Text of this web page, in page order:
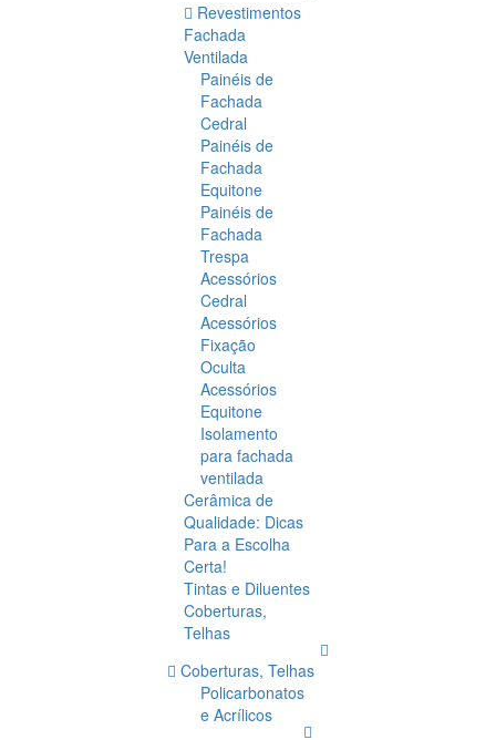
Revestimentos
Fachada
Ventilada
Painéis de
Fachada
Cedral
Painéis de
Fachada
Equitone
Painéis de
Fachada
Trespa
Acessórios
Cedral
Acessórios
Fixação
Oculta
Acessórios
Equitone
Isolamento
para fachada
ventilada
Cerâmica de
Qualidade: Dicas
Para a Escolha
Certa!
Tintas e Diluentes
Coberturas,
Telhas
Coberturas, Telhas
Policarbonatos
e Acrílicos